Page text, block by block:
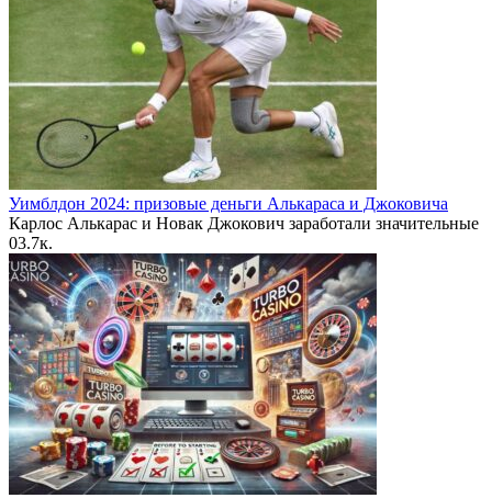
Уимблдон 2024: призовые деньги Алькараса и Джоковича
Карлос Алькарас и Новак Джокович заработали значительные
03.7к.